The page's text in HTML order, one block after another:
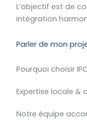
L’objectif est de
intégration
Parler de mon
Pourquoi choisir
Expertise locale
Notre équipe